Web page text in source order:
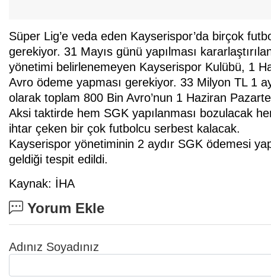
Süper Lig’e veda eden Kayserispor’da birçok
gerekiyor. 31 Mayıs günü yapılması
yönetimi belirlenemeyen Kayserispor Kulübü, 1
Avro ödeme yapması gerekiyor. 33 Milyon TL 1
olarak toplam 800 Bin Avro’nun 1 Haziran
Aksi taktirde hem SGK yapılanması bozulacak
ihtar çeken bir çok futbolcu serbest kalacak.
Kayserispor yönetiminin 2 aydır SGK ödemesi
geldiği tespit edildi.
Kaynak: İHA
Yorum Ekle
Adınız Soyadınız